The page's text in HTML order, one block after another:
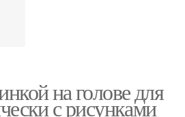
на голове для
с рисунками